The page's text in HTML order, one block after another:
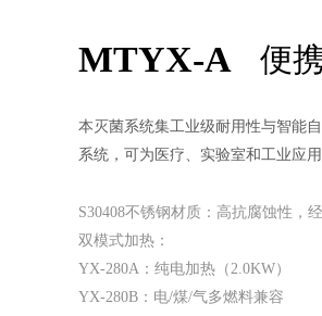
MTYX-A 便
本灭菌系统集工业级耐用性与智能
系统，可为医疗、实验室和工业应
S30408不锈钢材质：高抗腐蚀性，
双模式加热：
YX-280A：纯电加热（2.0KW）
YX-280B：电/煤/气多燃料兼容